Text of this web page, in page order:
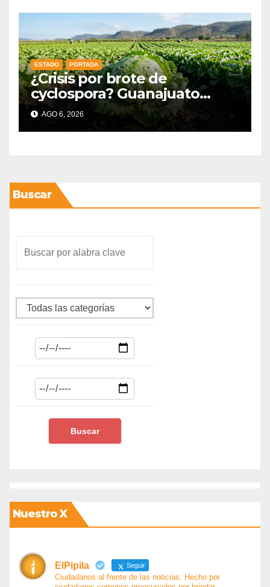
ESTADO PORTADA
¿Crisis por brote de
cyclospora? Guanajuato
mantiene intactas sus
exportaciones
AGO 6, 2026
Buscar
Nuestro X
ElPipila Seguir
Ciudadanos al frente de las noticias. Hecho por